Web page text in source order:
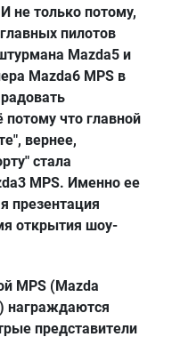
не только потому,
пилотов
Mazda5 и
Mazda6 MPS в
что главной
вернее,
стала
MPS. Именно ее
презентация
открытия шоу-
MPS (Mazda
награждаются
представители